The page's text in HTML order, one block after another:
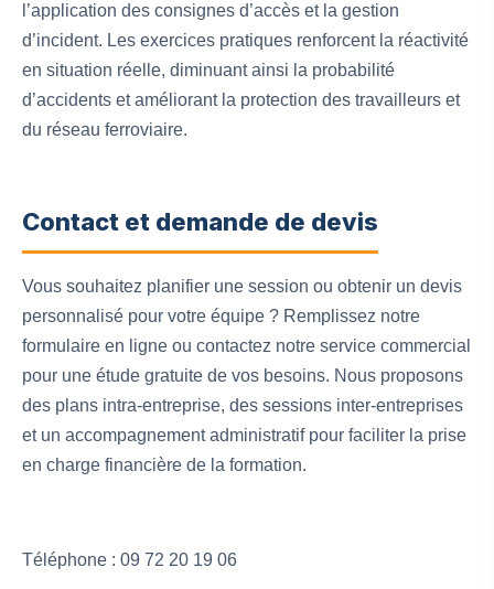
l’application des consignes d’accès et la gestion
d’incident. Les exercices pratiques renforcent la réactivité
en situation réelle, diminuant ainsi la probabilité
d’accidents et améliorant la protection des travailleurs et
du réseau ferroviaire.
Contact et demande de devis
Vous souhaitez planifier une session ou obtenir un devis
personnalisé pour votre équipe ? Remplissez notre
formulaire en ligne ou contactez notre service commercial
pour une étude gratuite de vos besoins. Nous proposons
des plans intra-entreprise, des sessions inter-entreprises
et un accompagnement administratif pour faciliter la prise
en charge financière de la formation.
Téléphone : 09 72 20 19 06